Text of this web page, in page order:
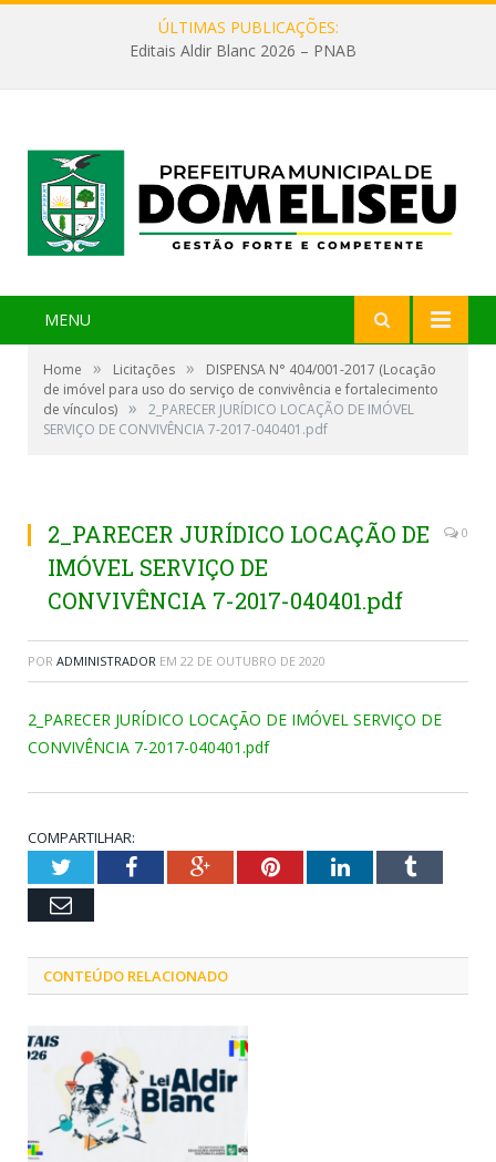
ÚLTIMAS PUBLICAÇÕES:
Editais Aldir Blanc 2026 – PNAB
MENU
Home » Licitações »
DISPENSA N° 404/001-2017 (Locação
de imóvel para uso do serviço de convivência e fortalecimento
de vínculos) »
2_PARECER JURÍDICO LOCAÇÃO DE IMÓVEL
SERVIÇO DE CONVIVÊNCIA 7-2017-040401.pdf
2_PARECER JURÍDICO LOCAÇÃO DE
IMÓVEL SERVIÇO DE
CONVIVÊNCIA 7-2017-040401.pdf
0
POR ADMINISTRADOR EM 22 DE OUTUBRO DE 2020
2_PARECER JURÍDICO LOCAÇÃO DE IMÓVEL SERVIÇO DE
CONVIVÊNCIA 7-2017-040401.pdf
COMPARTILHAR:
TwitterFacebookGoogle+PinterestLinkedInTumblr
Email
CONTEÚDO RELACIONADO